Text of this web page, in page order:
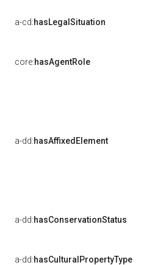
a-cd:hasLegalSituation
core:hasAgentRole
a-dd:hasAffixedElement
a-dd:hasConservationStatus
a-dd:hasCulturalPropertyType